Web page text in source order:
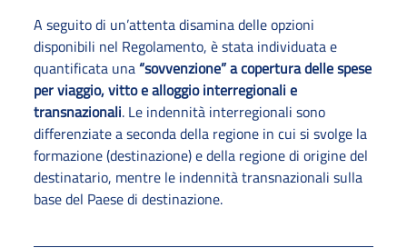
A seguito di un’attenta disamina delle opzioni
disponibili nel Regolamento, è stata individuata e
quantificata una“sovvenzione” a copertura delle spese
per viaggio, vitto e alloggio interregionali e
transnazionali. Le indennità interregionali sono
differenziate a seconda della regione in cui si svolge la
formazione (destinazione) e della regione di origine del
destinatario, mentre le indennità transnazionali sulla
base del Paese di destinazione.